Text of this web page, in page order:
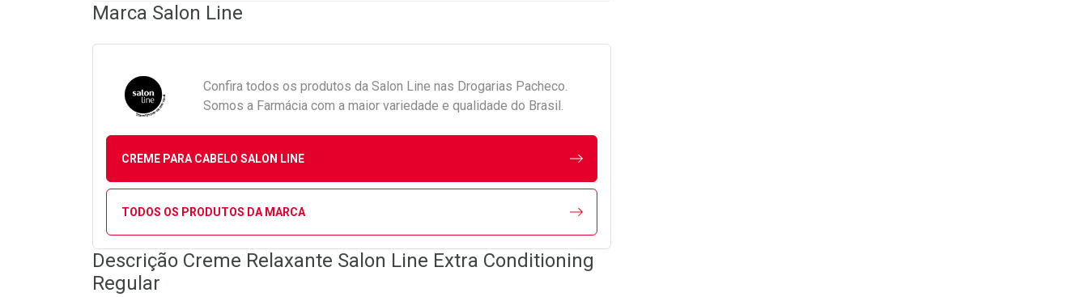
Marca Salon Line
Confira todos os produtos da Salon Line nas Drogarias Pacheco.
Somos a Farmácia com a maior variedade e qualidade do Brasil.
CREME PARA CABELO SALON LINE
TODOS OS PRODUTOS DA MARCA
Descrição Creme Relaxante Salon Line Extra Conditioning
Regular